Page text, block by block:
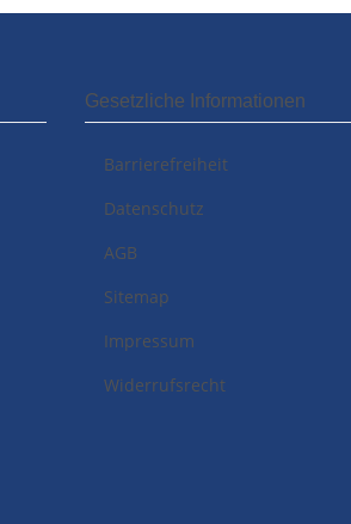
Gesetzliche Informationen
Barrierefreiheit
Datenschutz
AGB
Sitemap
Impressum
Widerrufsrecht